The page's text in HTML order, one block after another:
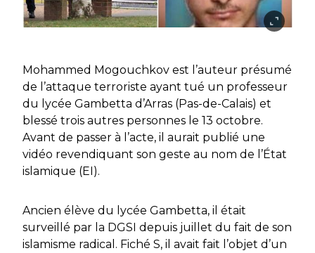
Mohammed Mogouchkov est l’auteur présumé
de l’attaque terroriste ayant tué un professeur
du lycée Gambetta d’Arras (Pas-de-Calais) et
blessé trois autres personnes le 13 octobre.
Avant de passer à l’acte, il aurait publié une
vidéo revendiquant son geste au nom de l’État
islamique (EI).
Ancien élève du lycée Gambetta, il était
surveillé par la DGSI depuis juillet du fait de son
islamisme radical. Fiché S, il avait fait l’objet d’un